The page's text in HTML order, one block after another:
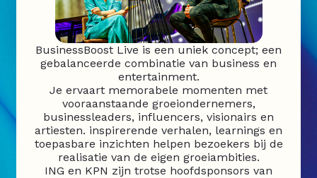
BusinessBoost Live is een uniek concept; een
gebalanceerde combinatie van business en
entertainment.
Je ervaart memorabele momenten met
vooraanstaande groeiondernemers,
businessleaders, influencers, visionairs en
artiesten. inspirerende verhalen, learnings en
toepasbare inzichten helpen bezoekers bij de
realisatie van de eigen groeiambities.
ING en KPN zijn trotse hoofdsponsors van